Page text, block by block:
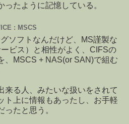
たように記憶している。
: MSCS
ソフトなんだけど、MS謹製な
ビス）と相性がよく、CIFSの
、MSCS + NAS(or SAN)で組む
来る人、みたいな扱いをされて
ト上に情報もあったし、お手軽
たと思う。